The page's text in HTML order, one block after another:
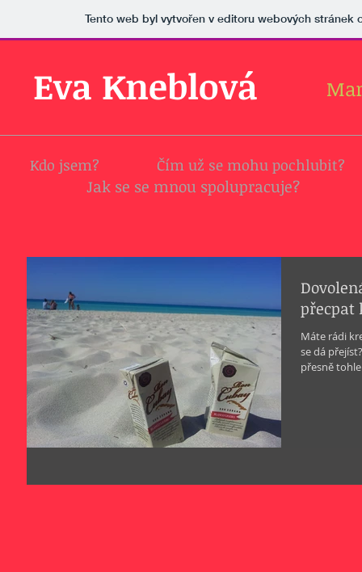
Tento web byl vytvořen v editoru webových stránek
Eva Kneblová
Kdo jsem? Čím už se mohu pochlubit?
Jak se se mnou spolupracuje?
přecpat
Máte rádi
se dá
přesně